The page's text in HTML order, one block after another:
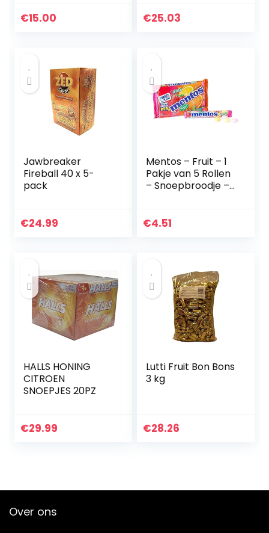
€15.00 €25.03
Jawbreaker
Fireball 40 x 5-
pack
€24.99
Mentos – Fruit – 1
Pakje van 5 Rollen
– Snoepbroodje –
en Citroen) –
€4.51
HALLS HONING
CITROEN
SNOEPJES 20PZ
€29.99
Lutti Fruit Bon Bons
3 kg
€28.26
Over ons